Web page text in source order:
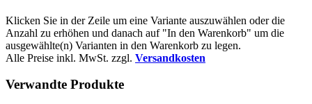
Klicken Sie in der Zeile um eine Variante auszuwählen oder die
Anzahl zu erhöhen und danach auf "In den Warenkorb" um die
ausgewählte(n) Varianten in den Warenkorb zu legen.
Alle Preise inkl. MwSt. zzgl. Versandkosten
Verwandte Produkte